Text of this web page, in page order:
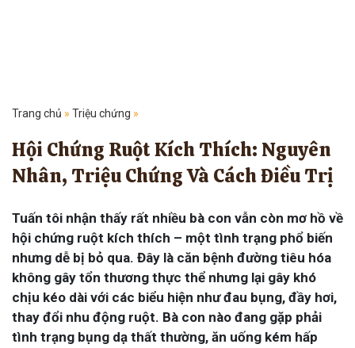
Trang chủ » Triệu chứng »
Hội Chứng Ruột Kích Thích: Nguyên
Nhân, Triệu Chứng Và Cách Điều Trị
Tuấn tôi nhận thấy rất nhiều bà con vẫn còn mơ hồ về
hội chứng ruột kích thích – một tình trạng phổ biến
nhưng dễ bị bỏ qua. Đây là căn bệnh đường tiêu hóa
không gây tổn thương thực thể nhưng lại gây khó
chịu kéo dài với các biểu hiện như đau bụng, đầy hơi,
thay đổi nhu động ruột. Bà con nào đang gặp phải
tình trạng bụng dạ thất thường, ăn uống kém hấp